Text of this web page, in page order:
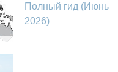
Полный гид (Июнь
2026)